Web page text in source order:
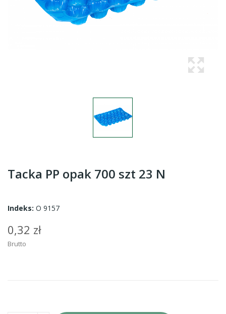
Tacka PP opak 700 szt 23 N
Indeks: O 9157
0,32 zł
Brutto